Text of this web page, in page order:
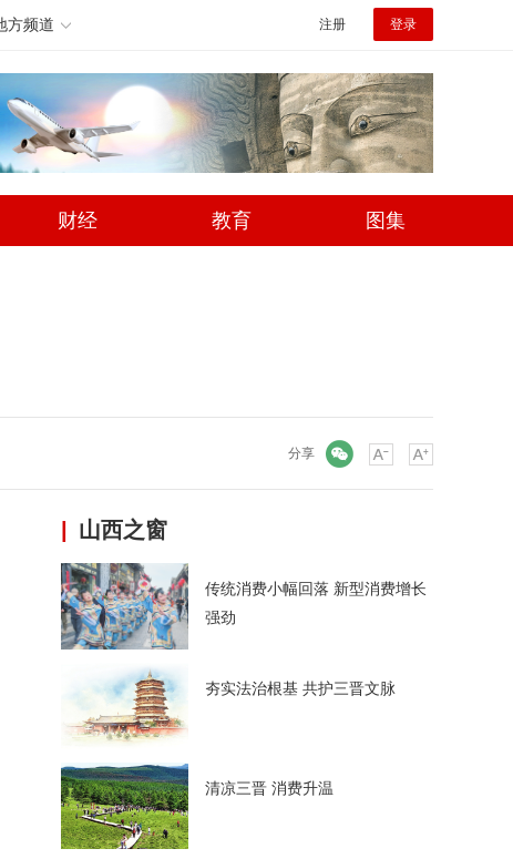
方频道 注册 登录
财经 教育 图集
分享
山西之窗
传统消费小幅回落 新型消费增长
强劲
夯实法治根基 共护三晋文脉
清凉三晋 消费升温